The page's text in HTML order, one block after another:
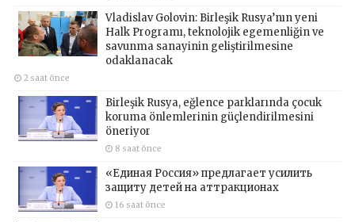
Vladislav Golovin: Birleşik Rusya’nın yeni
Halk Programı, teknolojik egemenliğin ve
savunma sanayinin geliştirilmesine
odaklanacak
2 saat önce
Birleşik Rusya, eğlence parklarında çocuk
koruma önlemlerinin güçlendirilmesini
öneriyor
8 saat önce
«Единая Россия» предлагает усилить
защиту детей на аттракционах
16 saat önce